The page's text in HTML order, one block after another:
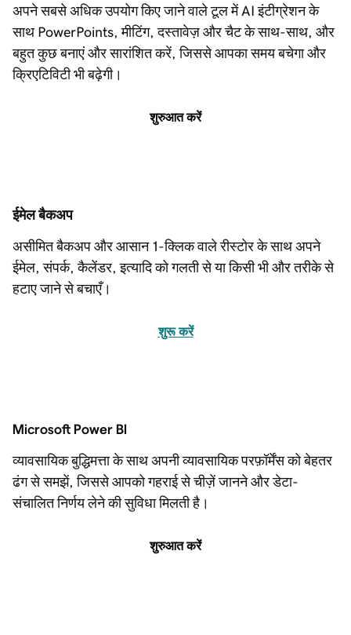
अपने सबसे अधिक उपयोग किए जाने वाले टूल में AI इंटीग्रेशन के
साथ PowerPoints, मीटिंग, दस्तावेज़ और चैट के साथ-साथ, और
बहुत कुछ बनाएं और सारांशित करें, जिससे आपका समय बचेगा और
क्रिएटिविटी भी बढ़ेगी।
शुरुआत करें
ईमेल बैकअप
असीमित बैकअप और आसान 1-क्लिक वाले रीस्टोर के साथ अपने
ईमेल, संपर्क, कैलेंडर, इत्यादि को गलती से या किसी भी और तरीके से
हटाए जाने से बचाएँ।
शुरू करें
Microsoft Power BI
व्यावसायिक बुद्धिमत्ता के साथ अपनी व्यावसायिक परफ़ॉर्मेंस को बेहतर
ढंग से समझें, जिससे आपको गहराई से चीज़ें जानने और डेटा-
संचालित निर्णय लेने की सुविधा मिलती है।
शुरुआत करें